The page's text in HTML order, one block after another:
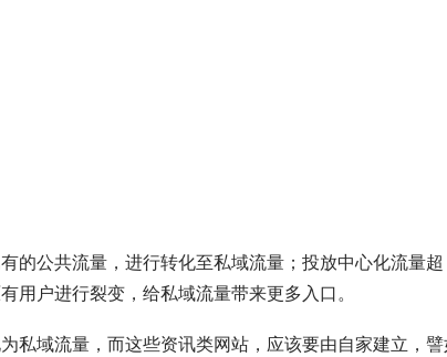
的公共流量，进行转化至私域流量；投放中心化流量超
用户进行裂变，给私域流量带来更多入口。
私域流量，而这些资讯类网站，应该要由自家建立，譬